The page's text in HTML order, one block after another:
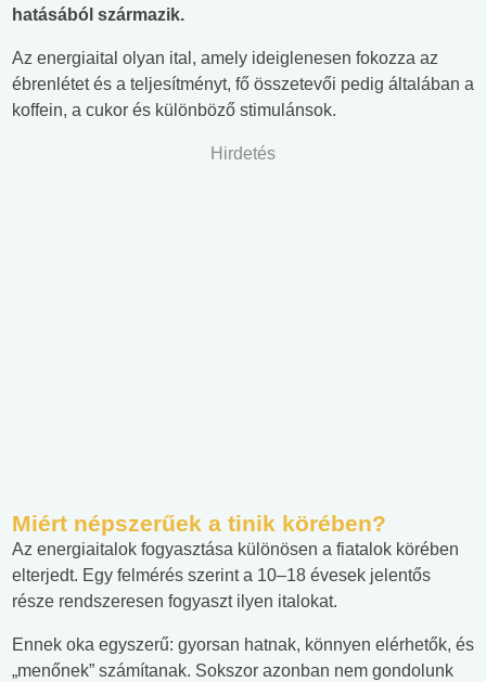
hatásából származik.
Az energiaital olyan ital, amely ideiglenesen fokozza az
ébrenlétet és a teljesítményt, fő összetevői pedig általában a
koffein, a cukor és különböző stimulánsok.
Hirdetés
Miért népszerűek a tinik körében?
Az energiaitalok fogyasztása különösen a fiatalok körében
elterjedt. Egy felmérés szerint a 10–18 évesek jelentős
része rendszeresen fogyaszt ilyen italokat.
Ennek oka egyszerű: gyorsan hatnak, könnyen elérhetők, és
„menőnek” számítanak. Sokszor azonban nem gondolunk